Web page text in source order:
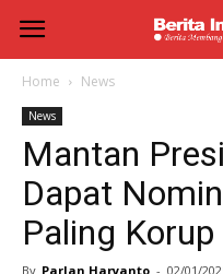
Berita
Inter
Nusa
Home News
News
Mantan
Dapat
Paling Korup
By Parlan Haryanto - 02/01/